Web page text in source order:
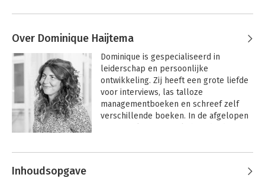
Over Dominique Haijtema
Dominique is gespecialiseerd in
leiderschap en persoonlijke
ontwikkeling. Zij heeft een grote liefde
voor interviews, las talloze
managementboeken en schreef zelf
verschillende boeken. In de afgelopen
verslaggever bij kranten als Het
schreef zij als freelance journalist voor
Andere boeken door Dominique
Haijtema
Inhoudsopgave